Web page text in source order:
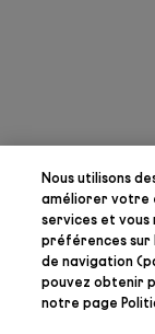
Nous utilisons
améliorer votre
services et vous
préférencessur
de navigation
pouvez obtenir
notre page